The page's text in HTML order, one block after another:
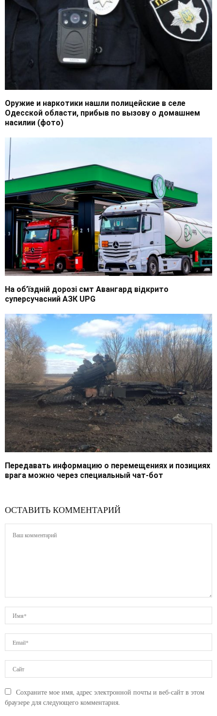
Оружие и наркотики нашли полицейские в селе
Одесской области, прибыв по вызову о домашнем
насилии (фото)
На об’їздній дорозі смт Авангард відкрито
суперсучасний АЗК UPG
Передавать информацию о перемещениях и позициях
врага можно через специальный чат-бот
ОСТАВИТЬ КОММЕНТАРИЙ
Сохраните мое имя, адрес электронной почты и веб-сайт в этом
браузере для следующего комментария.